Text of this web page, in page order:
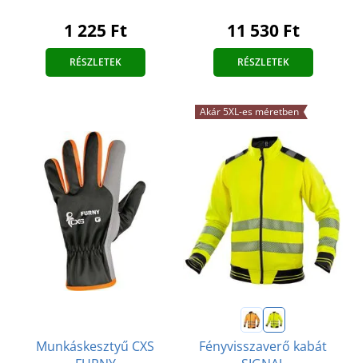
1 225 Ft
RÉSZLETEK
11 530 Ft
RÉSZLETEK
Munkáskesztyű CXS
Akár 5XL-es méretben
Fényvisszaverő kabát